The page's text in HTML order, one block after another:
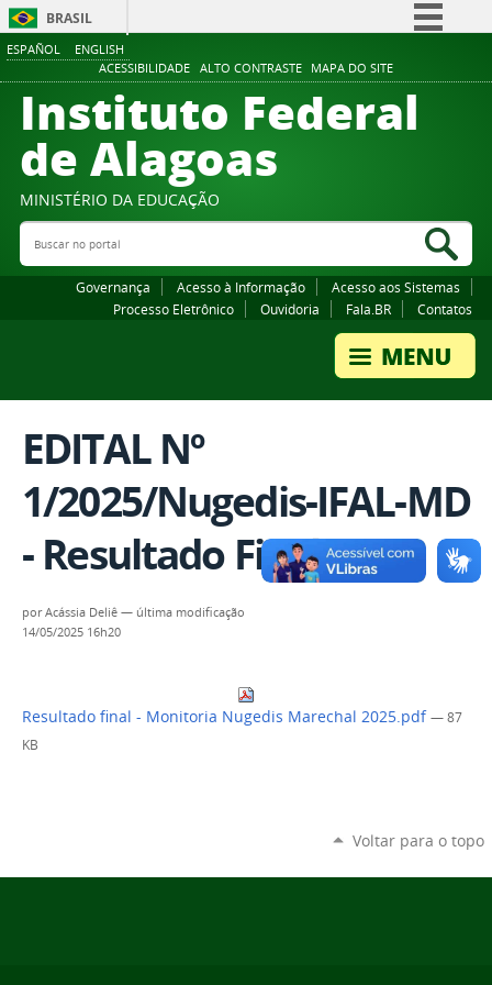
ESPAÑOL ENGLISH
ACESSIBILIDADE ALTO CONTRASTE MAPA DO SITE
BRASIL
Comunica BR
Participe
Canais
Instituto Federal
de Alagoas
MINISTÉRIO DA EDUCAÇÃO
Buscar no portal
Governança Acesso à Informação
Acesso aos Sistemas
Processo Eletrônico
Ouvidoria Fala.BR Contatos
EDITAL Nº
1/2025/Nugedis-IFAL-MD
- Resultado Final
porAcássia Deliê — última modificação
14/05/2025 16h20
Resultado final - Monitoria Nugedis Marechal 2025.pdf — 87
KB
Voltar para o topo